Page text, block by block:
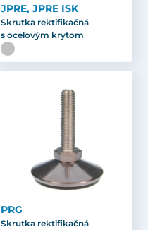
JPRE, JPRE ISK
Skrutka rektifikačná
s ocelovým krytom
PRG
Skrutka rektifikačná